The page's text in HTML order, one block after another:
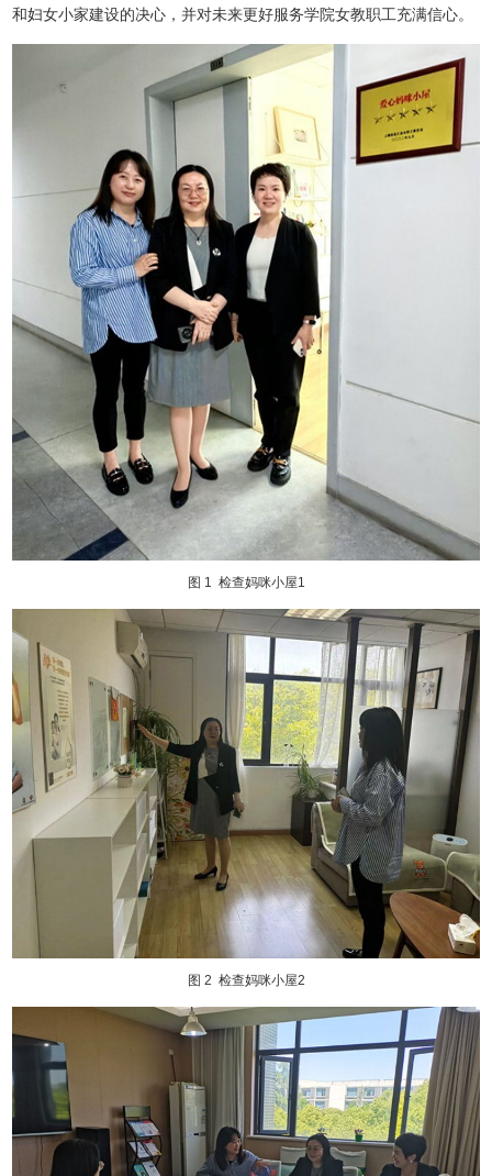
和妇女小家建设的决心，并对未来更好服务学院女教职工充满信心。
图 1 检查妈咪小屋1
图 2 检查妈咪小屋2